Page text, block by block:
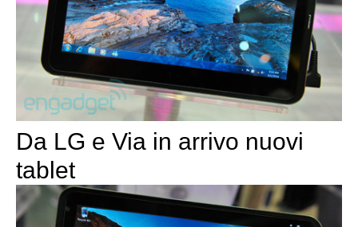
Da LG e Via in arrivo nuovi
tablet